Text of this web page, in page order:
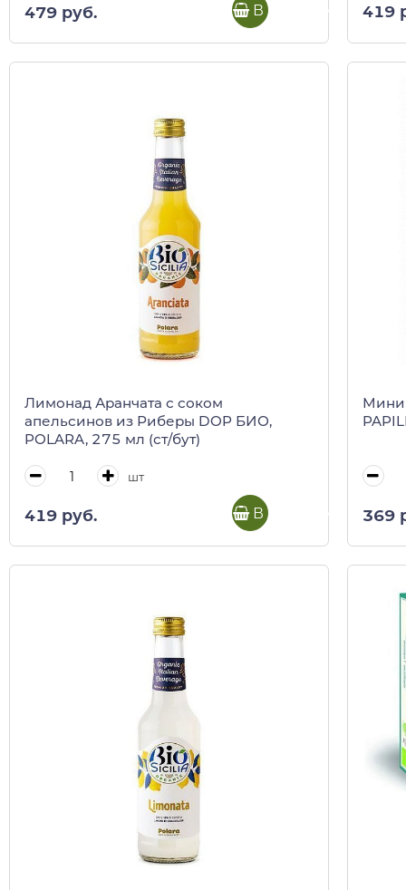
479 руб. В корзину 419
Лимонад Аранчата с соком
апельсинов из Риберы DOP БИО,
POLARA, 275 мл (ст/бут)
шт
419 руб. В корзину
Мини
369